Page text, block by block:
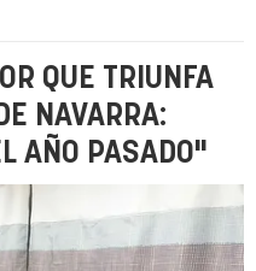
QUE TRIUNFA
NAVARRA:
AÑO PASADO"